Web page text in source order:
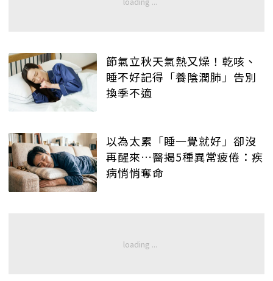
節氣立秋天氣熱又燥！乾咳、
睡不好記得「養陰潤肺」告別
換季不適
以為太累「睡一覺就好」卻沒
再醒來…醫揭5種異常疲倦：疾
病悄悄奪命